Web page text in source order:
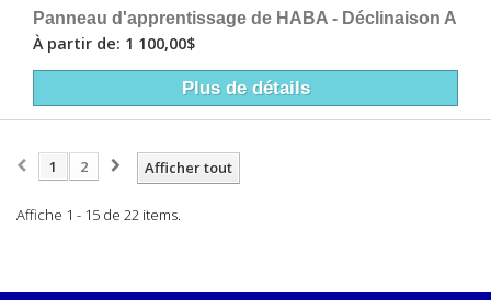
Panneau d'apprentissage de HABA - Déclinaison A
À partir de: 1 100,00$
Plus de détails
Afficher tout
1 2
Affiche 1 - 15 de 22 items.